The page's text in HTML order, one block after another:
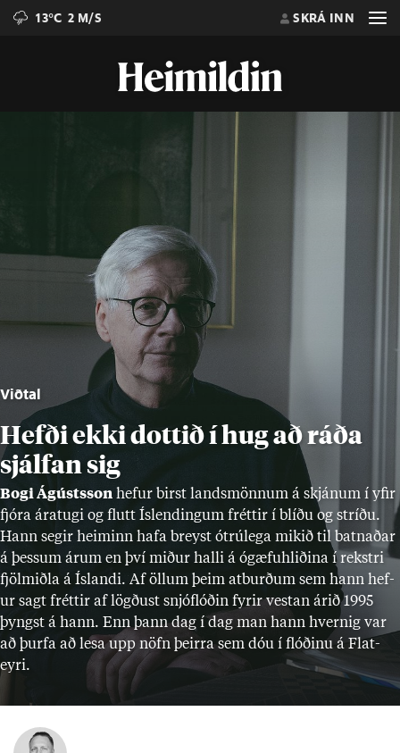
13°C 2 M/S SKRÁ INN
Viðtal
Hefði ekki dottið í hug að ráða
sjálfan sig
Bogi Ág­ústs­son hef­ur birst lands­mönn­um á skján­um í yf­ir
fjóra ára­tugi og flutt Ís­lend­ing­um frétt­ir í blíðu og stríðu.
Hann seg­ir heim­inn hafa breyst ótrú­lega mik­ið til batn­að­ar
á þess­um ár­um en því mið­ur halli á ógæfu­hlið­ina í rekstri
fjöl­miðla á Ís­landi. Af öll­um þeim at­burð­um sem hann hef­
ur sagt frétt­ir af lögð­ust snjóflóð­in fyr­ir vest­an ár­ið 1995
þyngst á hann. Enn þann dag í dag man hann hvernig var
að þurfa að lesa upp nöfn þeirra sem dóu í flóð­inu á Flat­
eyri.